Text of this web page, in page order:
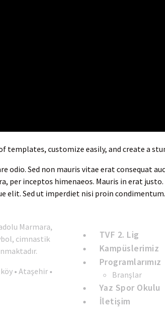
templates, customize easily, and create a
odio. Sed non mauris vitae erat consequat
per inceptos himenaeos. Mauris in erat
elit. Sed ut imperdiet nisi proin condimentum.
Marmara,
cimnastik
• Ataşehir •
TVF 2. Lig
Kampüslerimiz
Programlarımız
Branşlar
Yaz Spor Okulu
İletişim